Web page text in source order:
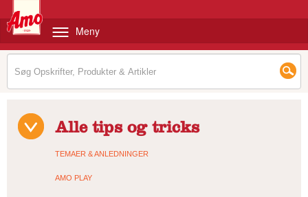
Meny
Alle tips og tricks
TEMAER & ANLEDNINGER
AMO PLAY